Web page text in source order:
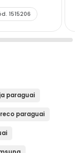
1515206
paraguai
paraguai